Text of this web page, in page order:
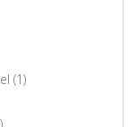
(1)